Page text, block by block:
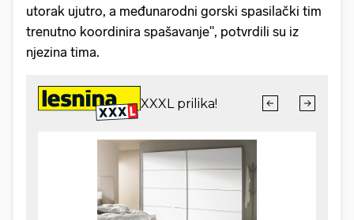
utorak ujutro, a međunarodni gorski spasilački tim
trenutno koordinira spašavanje", potvrdili su iz
njezina tima.